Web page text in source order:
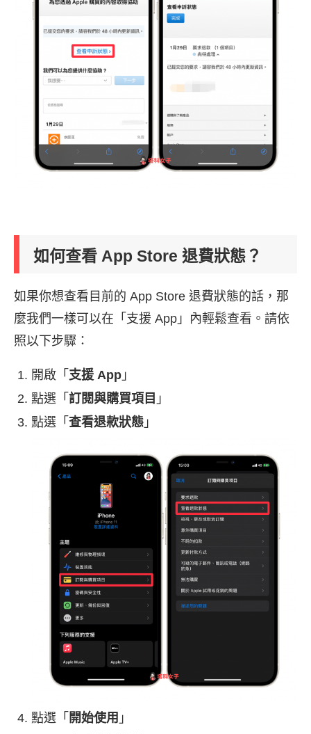
如何查看 App Store 退費狀態？
如果你想查看目前的 App Store 退費狀態的話，那
麼我們一樣可以在「支援 App」內輕鬆查看。請依
照以下步驟：
開啟「 支援 App 」
點選「 訂閱與購買項目 」
點選「 查看退款狀態 」
點選「 開始使用 」